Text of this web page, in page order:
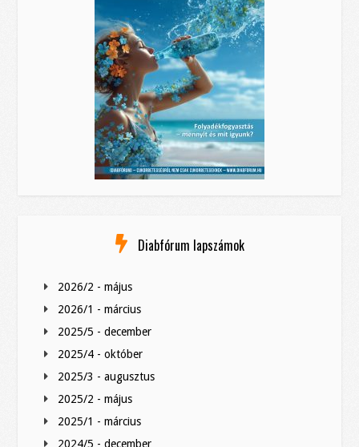
Diabfórum lapszámok
2026/2 - május
2026/1 - március
2025/5 - december
2025/4 - október
2025/3 - augusztus
2025/2 - május
2025/1 - március
2024/5 - december